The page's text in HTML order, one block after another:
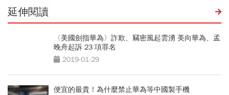
延伸閱讀
〈美國劍指華為〉詐欺、竊密風起雲湧 美向華為、孟
晚舟起訴 23 項罪名
2019-01-29
便宜的最貴！為什麼禁止華為等中國製手機